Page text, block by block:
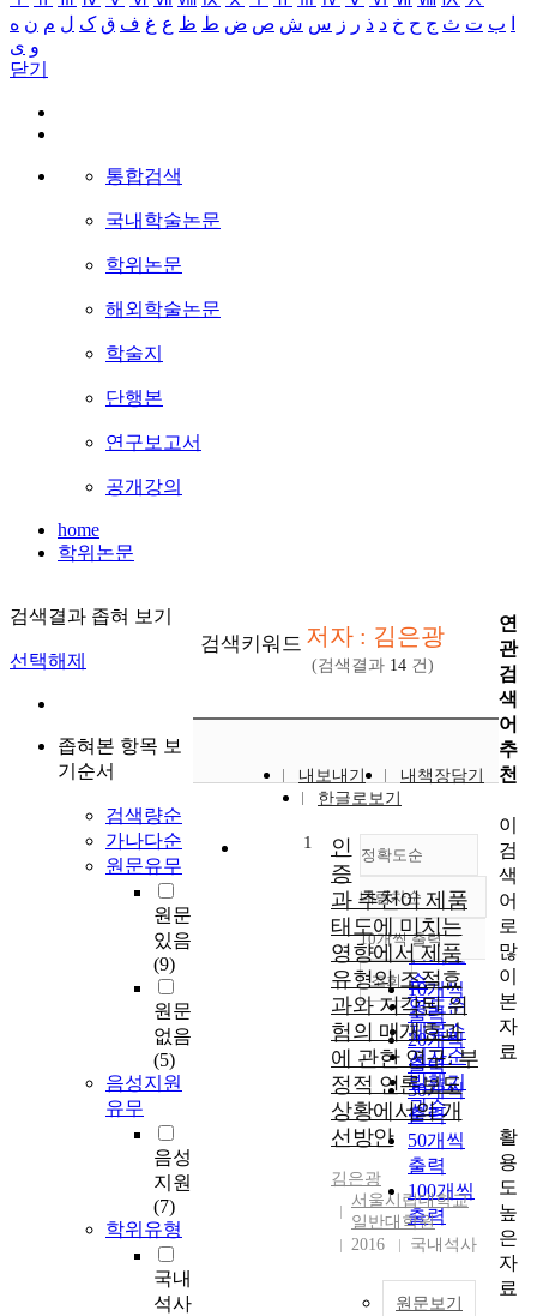
ب ت ث ج ح خ د ذ ر ز س ش ص ض ط ظ ع غ ف ق ک ل م ن ه
و ی
닫기
통합검색
국내학술논문
학위논문
해외학술논문
학술지
단행본
연구보고서
공개강의
home
학위논문
검색결과 좁혀 보기
선택해제
좁혀본 항목 보
기순서
검색량순
가나다순
원문유무
원문
있음
(9)
원문
없음
(5)
음성지원
유무
음성
지원
(7)
학위유형
국내
석사
검색키워드 저자 : 김은광
(검색결과 14 건)
내보내기
내책장담기
한글로보기
정확도순
정확도
순
인기도
순
연도순
제목순
저자순
발행기
관순
내림차순
내림차순
10개씩 출력
10개씩
출력
20개씩
출력
30개씩
출력
50개씩
출력
100개씩
출력
조회
1
인
증
과 추천이 제품
태도에 미치는
영향에서 제품
유형의 조절효
과와 지각된 위
험의 매개효과
에 관한 연구: 부
정적 언론보도
상황에서의 개
선방안
김은광
서울시립대학교
일반대학원
2016
국내석사
원문보기
연
관
검
색
어
추
천
이
검
색
어
로
많
이
본
자
료
활
용
도
높
은
자
료